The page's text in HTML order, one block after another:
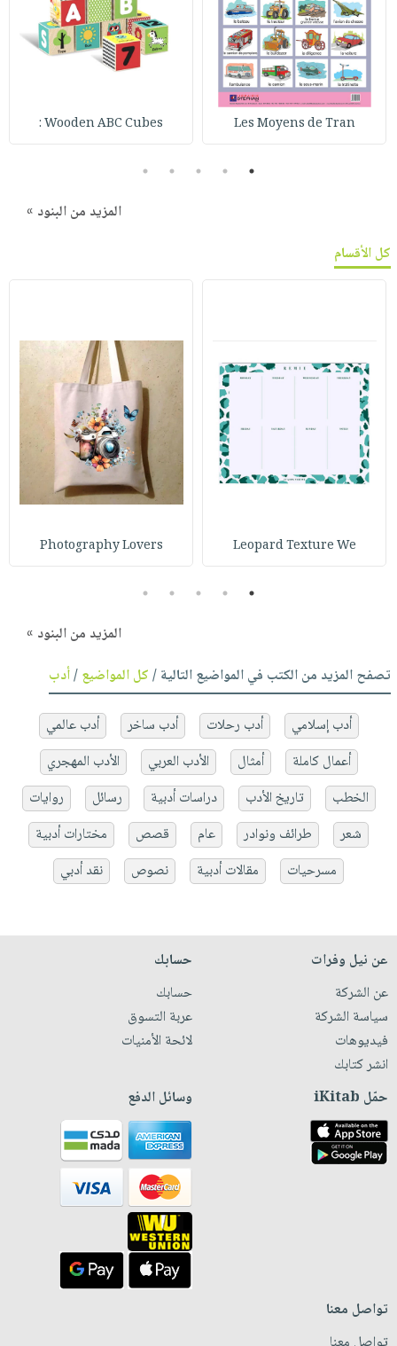
Les Moyens de Tran
Wooden ABC Cubes :
1
2
3
4
5
المزيد من البنود »
كل الأقسام
Leopard Texture We
Photography Lovers
1
2
3
4
5
المزيد من البنود »
تصفح المزيد من الكتب في المواضيع التالية /كل المواضيع/أدب
أدب إسلامي أدب رحلات أدب ساخر
أدب عالمي
أعمال كاملة
أمثال الأدب العربي
الأدب المهجري
الخطب
تاريخ الأدب دراسات أدبية رسائل
روايات
شعر
طرائف ونوادر عام قصص
مختارات أدبية
مسرحيات
مقالات أدبية نصوص نقد أدبي
عن نيل وفرات
عن الشركة
سياسة الشركة
فيديوهات
انشر كتابك
حسابك
حسابك
عربة التسوق
لائحة الأمنيات
حمّل iKitab وسائل الدفع
تواصل معنا